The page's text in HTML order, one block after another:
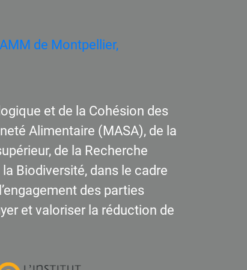
de Montpellier,
et de la Cohésion des
Alimentaire (MASA), de la
de la Recherche
la Biodiversité, dans le cadre
des parties
et valoriser la réduction de